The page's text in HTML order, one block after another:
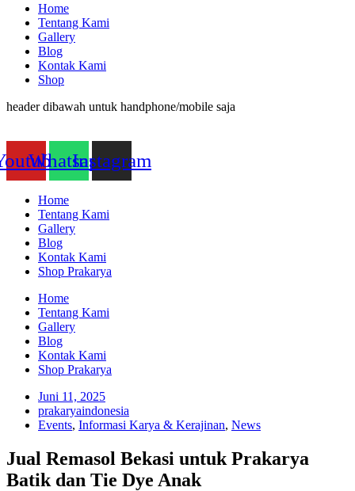
Home
Tentang Kami
Gallery
Blog
Kontak Kami
Shop
header dibawah untuk handphone/mobile saja
WhatsappInstagram
Home
Tentang Kami
Gallery
Blog
Kontak Kami
Shop Prakarya
Home
Tentang Kami
Gallery
Blog
Kontak Kami
Shop Prakarya
Juni 11, 2025
prakaryaindonesia
Events, Informasi Karya & Kerajinan, News
Jual Remasol Bekasi untuk Prakarya
Batik dan Tie Dye Anak